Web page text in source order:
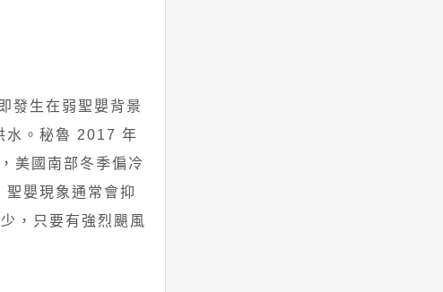
發生在弱聖嬰背景
水。秘魯 2017 年
美國南部冬季偏冷
嬰現象通常會抑
，只要有強烈颶風